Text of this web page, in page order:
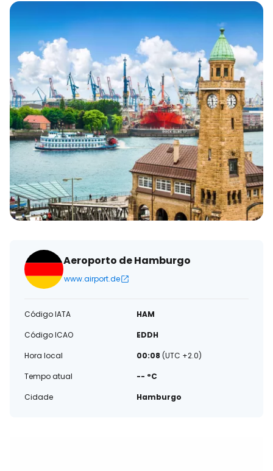
Aeroporto de Hamburgo
www.airport.de
Código IATA
HAM
Código ICAO
EDDH
Hora local
00:08 (UTC +2.0)
Tempo atual
-- °C
Cidade
Hamburgo
Continuar com o correio
eletrónico